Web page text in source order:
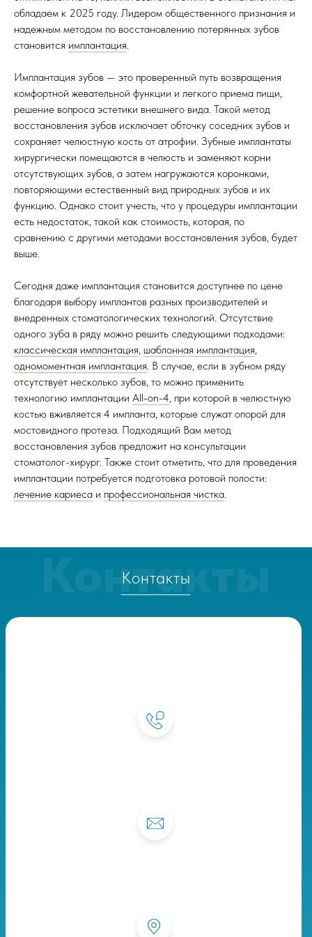
обладаем к 2025 году. Лидером общественного признания и
надежным методом по восстановлению потерянных зубов
становится имплантация.
Имплантация зубов — это проверенный путь возвращения
комфортной жевательной функции и легкого приема пищи,
решение вопроса эстетики внешнего вида. Такой метод
восстановления зубов исключает обточку соседних зубов и
сохраняет челюстную кость от атрофии. Зубные имплантаты
хирургически помещаются в челюсть и заменяют корни
отсутствующих зубов, а затем нагружаются коронками,
повторяющими естественный вид природных зубов и их
функцию. Однако стоит учесть, что у процедуры имплантации
есть недостаток, такой как стоимость, которая, по
сравнению с другими методами восстановления зубов, будет
выше.
Сегодня даже имплантация становится доступнее по цене
благодаря выбору имплантов разных производителей и
внедренных стоматологических технологий. Отсутствие
одного зуба в ряду можно решить следующими подходами:
классическая имплантация, шаблонная имплантация,
одномоментная имплантация. В случае, если в зубном ряду
отсутствует несколько зубов, то можно применить
технологию имплантации All-on-4, при которой в челюстную
костью вживляется 4 импланта, которые служат опорой для
мостовидного протеза. Подходящий Вам метод
восстановления зубов предложит на консультации
стоматолог-хирург. Также стоит отметить, что для проведения
имплантации потребуется подготовка ротовой полости:
лечение кариеса и профессиональная чистка.
Контакты
Контакты